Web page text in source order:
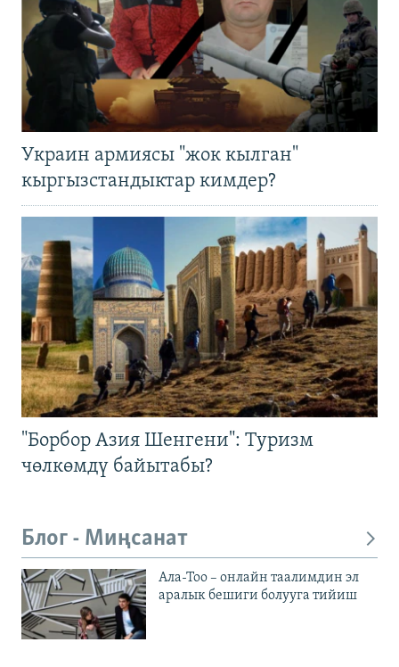
Украин армиясы "жок кылган"
кыргызстандыктар кимдер?
"Борбор Азия Шенгени": Туризм
чөлкөмдү байытабы?
Блог - Миңсанат
Ала-Тоо – онлайн таалимдин эл
аралык бешиги болууга тийиш